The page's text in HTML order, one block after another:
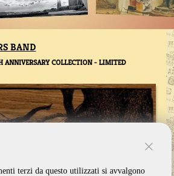
BAND
ANNIVERSARY COLLECTION - LIMITED
terzi da questo utilizzati si avvalgono